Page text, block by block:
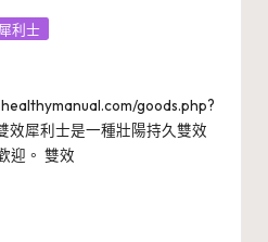
犀利士
goods.php?
效犀利士是一種壯陽持久雙效
迎。 雙效